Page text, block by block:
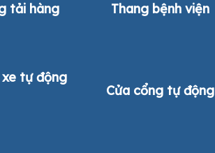
tải hàng Thang bệnh viện
xe tự động
Cửa cổng tự động